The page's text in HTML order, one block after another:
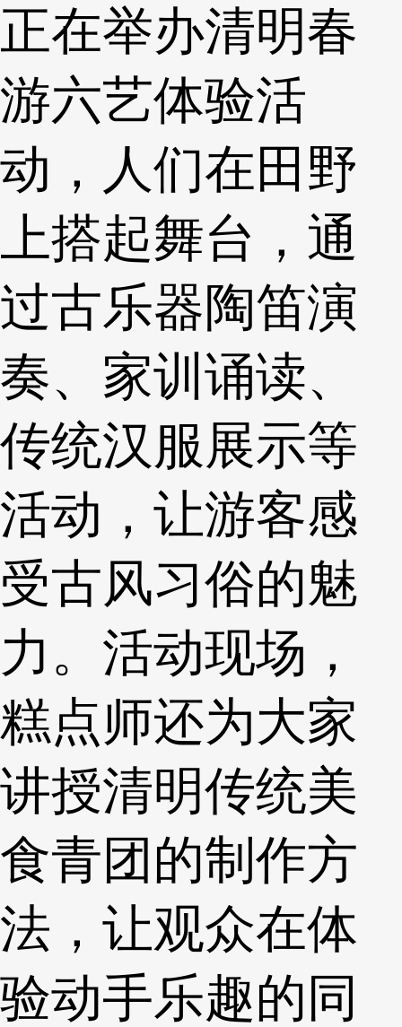
正在举办清明春
游六艺体验活
动，人们在田野
上搭起舞台，通
过古乐器陶笛演
奏、家训诵读、
传统汉服展示等
活动，让游客感
受古风习俗的魅
力。活动现场，
糕点师还为大家
讲授清明传统美
食青团的制作方
法，让观众在体
验动手乐趣的同